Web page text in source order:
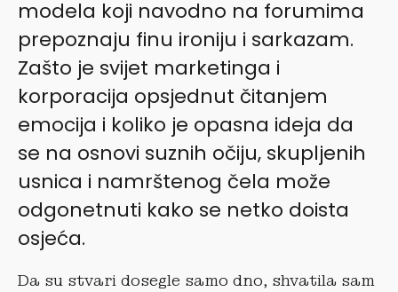
modela koji navodno na forumima
prepoznaju finu ironiju i sarkazam.
Zašto je svijet marketinga i
korporacija opsjednut čitanjem
emocija i koliko je opasna ideja da
se na osnovi suznih očiju, skupljenih
usnica i namrštenog čela može
odgonetnuti kako se netko doista
osjeća.
Da su stvari dosegle samo dno, shvatila sam